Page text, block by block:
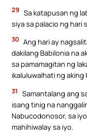
29 Sa katapusan ng
siya sa palacio ng hari
30 Ang hari ay
dakilang Babilonia na
sa pamamagitan ng
ikaluluwalhati ng aking
31
Samantalang ang
isang tinig na
Nabucodonosor, sa
mahihiwalay sa iyo.